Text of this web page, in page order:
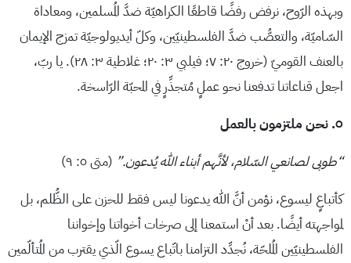
وبهذه الرّوح، نرفض رفضًا قاطعًا الكراهيّة ضدَّ المُسلمين، ومعاداة
السّاميّة، والتعصُّب ضدَّ الفلسطينيّين، وكلّ أيديولوجيّة تمزج الإيمان
بالعنف القوميّ (خروج ٢٠: ٧؛ فيلبي ٣: ٢٠؛ غلاطية ٣: ٢٨). يا ربّ،
اجعل قناعاتنا تدفعنا نحو عملٍ مُتجذِّرٍ في المحبّة الرّاسخة.
٥. نحن ملتزمون بالعمل
“طوبى لصانعي السّلام، لأنَّهم أبناء الله يُدعون.” (متى ٥: ٩)
كأتباعٍ ليسوع، نؤمن أنَّ الله يدعونا ليس فقط للحزن على الظُّلم، بل
لمواجهته أيضًا. بعد أنْ استمعنا إلى صرخات أخواتنا وإخواننا
الفلسطينيّين المُلحّة، نُجدِّد التزامنا باتّباع يسوع الّذي يقترب من المُتألّمين